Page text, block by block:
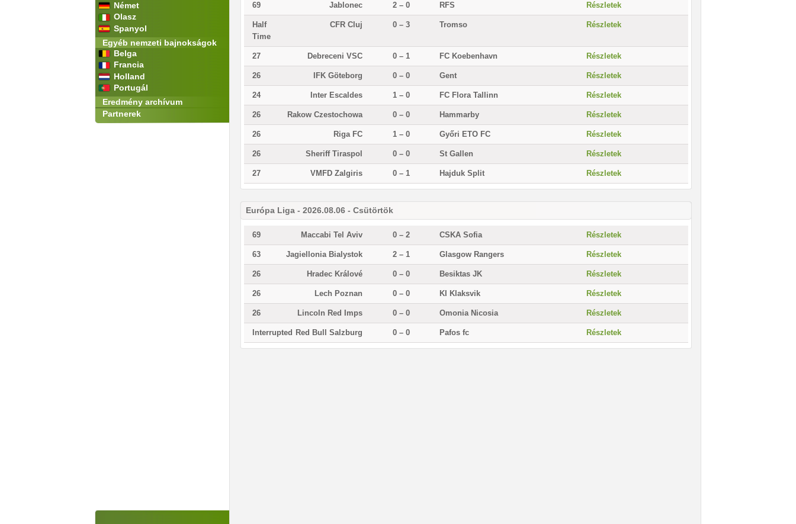
Német
Olasz
Spanyol
Egyéb nemzeti bajnokságok
Belga
Francia
Holland
Portugál
Eredmény archívum
Partnerek
69 Jablonec 2 – 0 RFS Részletek
Half
Time
CFR Cluj 0 – 3 Tromso Részletek
27 Debreceni VSC 0 – 1 FC Koebenhavn Részletek
26 IFK Göteborg 0 – 0 Gent Részletek
24 Inter Escaldes 1 – 0 FC Flora Tallinn Részletek
26 Rakow Czestochowa 0 – 0 Hammarby Részletek
26 Riga FC 1 – 0 Győri ETO FC Részletek
26 Sheriff Tiraspol 0 – 0 St Gallen Részletek
27 VMFD Zalgiris 0 – 1 Hajduk Split Részletek
Európa Liga - 2026.08.06 - Csütörtök
69 Maccabi Tel Aviv 0 – 2 CSKA Sofia Részletek
63 Jagiellonia Bialystok 2 – 1 Glasgow Rangers Részletek
26 Hradec Králové 0 – 0 Besiktas JK Részletek
26 Lech Poznan 0 – 0 KI Klaksvik Részletek
26 Lincoln Red Imps 0 – 0 Omonia Nicosia Részletek
Interrupted Red Bull Salzburg 0 – 0 Pafos fc Részletek